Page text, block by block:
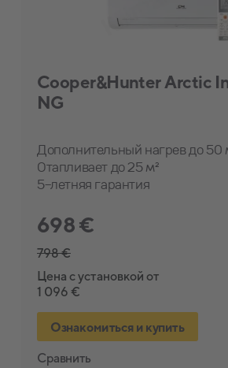
Cooper&Hunter Arctic
NG
Дополнительный нагрев до 50
Отапливает до 25 м²
5-летняя гарантия
698 €
798 €
Цена с установкой от
1 096 €
Ознакомиться и купить
Сравнить